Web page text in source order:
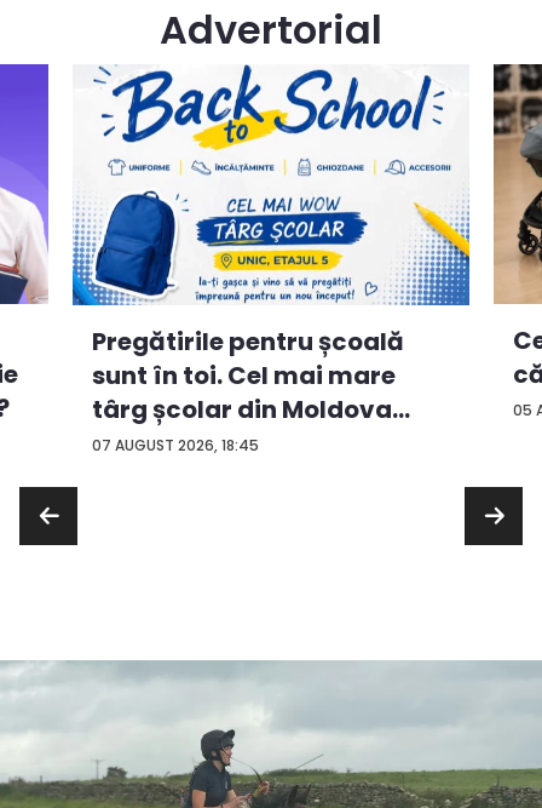
Advertorial
07 AUGUST 2026, 18:45
Pregătirile pentru școală
sunt în toi. Cel mai mare
târg școlar din Moldova
con...
05